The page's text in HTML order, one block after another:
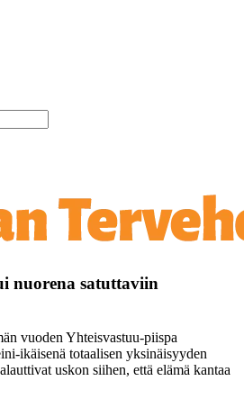
nuorena satuttaviin
vuoden Yhteisvastuu-piispa
ikäisenä totaalisen yksinäisyyden
uskon siihen, että elämä kantaa